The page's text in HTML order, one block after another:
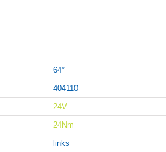
64°
404110
24V
24Nm
links